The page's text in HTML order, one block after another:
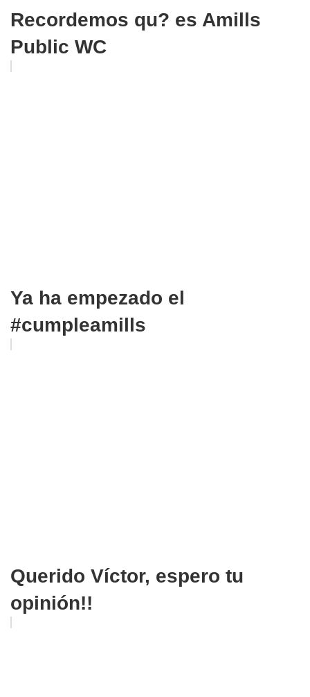
Recordemos qu? es Amills
Public WC
Ya ha empezado el
#cumpleamills
Querido Víctor, espero tu
opinión!!